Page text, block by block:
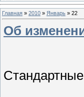
Главная » 2010 » Январь » 22
Об